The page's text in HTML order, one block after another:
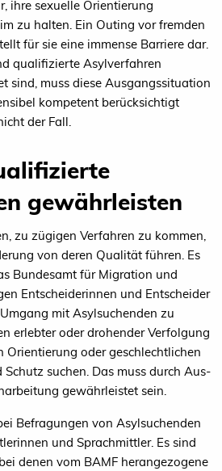
ihre sexuelle Orientierung
zu halten. Ein Outing vor fremden
für sie eine immense Barriere dar.
qualifizierte Asylverfahren
sind, muss diese Ausgangssituation
kompetent berücksichtigt
der Fall.
gewährleisten
zu zügigen Verfahren zu kommen,
von deren Qualität führen. Es
Bundesamt für Migration und
Entscheiderinnen und Entscheider
mit Asylsuchenden zu
erlebter oder drohender Verfolgung
Orientierung oder geschlechtlichen
suchen. Das muss durch Aus-
gewährleistet sein.
Befragungen von Asylsuchenden
und Sprachmittler. Es sind
denen vom BAMF herangezogene